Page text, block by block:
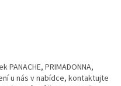
PRIMADONNA,
u nás v nabídce, kontaktujte